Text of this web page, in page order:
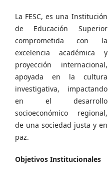
La FESC, es una Institución
de Educación Superior
comprometida con la
excelencia académica y
proyección internacional,
apoyada en la cultura
investigativa, impactando
en el desarrollo
socioeconómico regional,
de una sociedad justa y en
paz.
Objetivos Institucionales